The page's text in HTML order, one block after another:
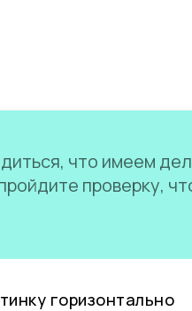
что имеем
проверку,
горизонтально